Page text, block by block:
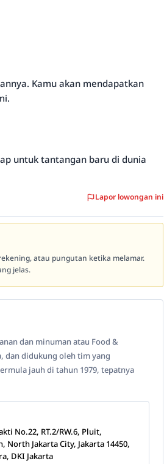
Kamu akan mendapatkan
untuk tantangan baru di dunia
Lapor lowongan ini
atau pungutan ketika melamar.
jelas.
dan minuman atau Food &
dan didukung oleh tim yang
jauh di tahun 1979, tepatnya
No.22, RT.2/RW.6, Pluit,
North Jakarta City, Jakarta 14450,
DKI Jakarta